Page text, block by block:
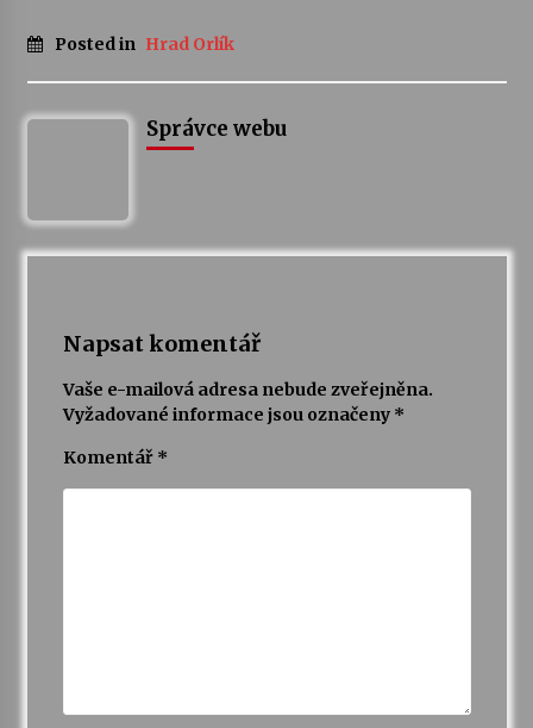
Posted in Hrad Orlík
Správce webu
Napsat komentář
Vaše e-mailová adresa nebude zveřejněna.
Vyžadované informace jsou označeny *
Komentář *